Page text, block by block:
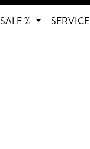
SALE % SERVICE